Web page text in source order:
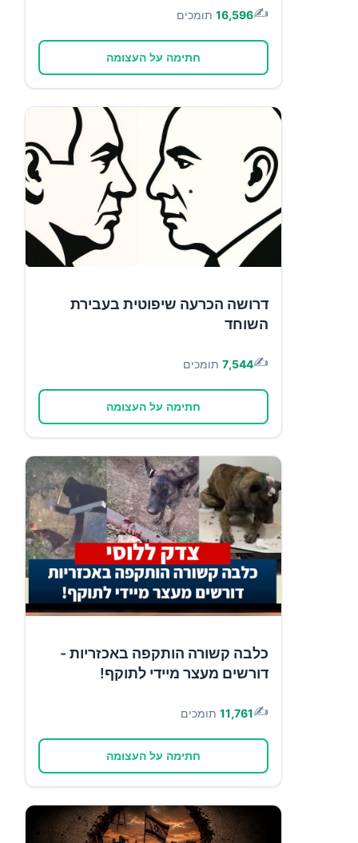
✍️
16,596 תומכים
חתימה על העצומה
דרושה הכרעה שיפוטית בעבירת
השוחד
✍️
7,544 תומכים
חתימה על העצומה
כלבה קשורה הותקפה באכזריות -
דורשים מעצר מיידי לתוקף!
✍️
11,761 תומכים
חתימה על העצומה